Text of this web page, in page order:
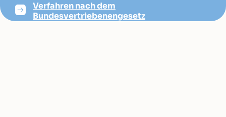
Verfahren nach dem
Bundesvertriebenengesetz